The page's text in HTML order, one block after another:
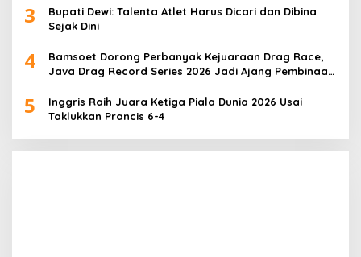
3
Bupati Dewi: Talenta Atlet Harus Dicari dan Dibina
Sejak Dini
4
Bamsoet Dorong Perbanyak Kejuaraan Drag Race,
Java Drag Record Series 2026 Jadi Ajang Pembinaan
5
Inggris Raih Juara Ketiga Piala Dunia 2026 Usai
Taklukkan Prancis 6-4